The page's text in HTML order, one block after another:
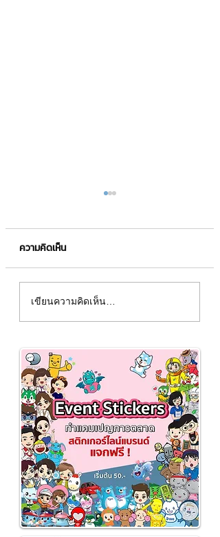
โทรศัพท์ชาร์ทแบตไม่เข้า
แบตเตอร์รี่ขึ้นช้า แก้ได้
ความคิดเห็น
เขียนความคิดเห็น…